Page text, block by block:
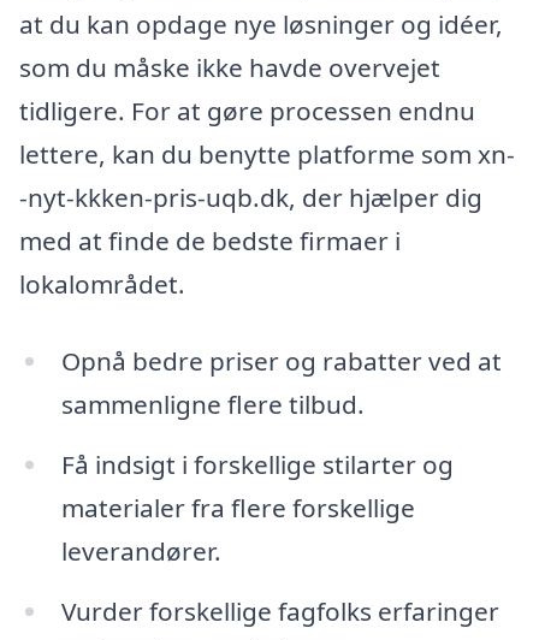
at du kan opdage nye løsninger og idéer,
som du måske ikke havde overvejet
tidligere. For at gøre processen endnu
lettere, kan du benytte platforme som xn-
-nyt-kkken-pris-uqb.dk, der hjælper dig
med at finde de bedste firmaer i
lokalområdet.
Opnå bedre priser og rabatter ved at
sammenligne flere tilbud.
Få indsigt i forskellige stilarter og
materialer fra flere forskellige
leverandører.
Vurder forskellige fagfolks erfaringer